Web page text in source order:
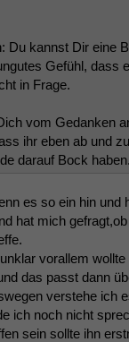
Du kannst Dir eine
Gefühl, dass
in Frage.
vom Gedanken
ihr eben ab und
darauf Bock haben.
es so ein hin und
hat mich
vorallem
das passt dann
verstehe ich
ich noch nicht
sein sollte ihn